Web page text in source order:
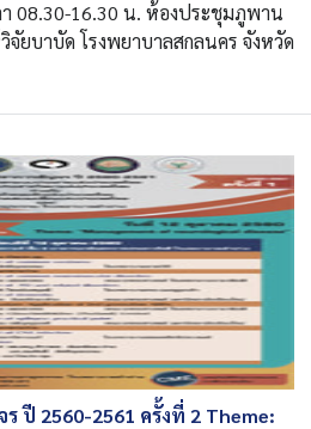
08.30-16.30 น. ห้องประชุมภูพาน
จัยบาบัด โรงพยาบาลสกลนคร จังหวัด
ปี 2560-2561 ครั้งที่ 2 Theme: